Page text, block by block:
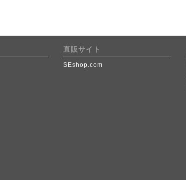
直販サイト
SEshop.com